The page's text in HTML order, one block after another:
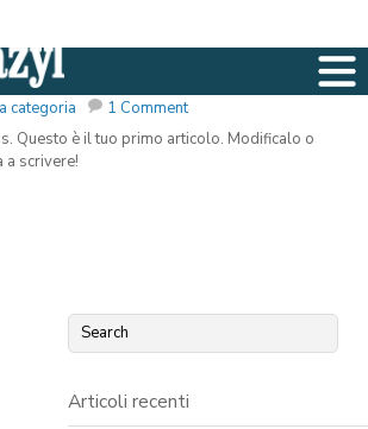
categoria
1 Comment
Questo è il tuo primo articolo. Modificalo o
a scrivere!
Articoli recenti